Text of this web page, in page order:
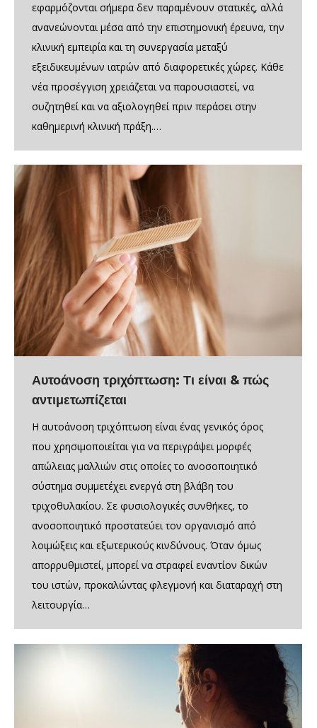
εφαρμόζονται σήμερα δεν παραμένουν στατικές, αλλά
ανανεώνονται μέσα από την επιστημονική έρευνα, την
κλινική εμπειρία και τη συνεργασία μεταξύ
εξειδικευμένων ιατρών από διαφορετικές χώρες. Κάθε
νέα προσέγγιση χρειάζεται να παρουσιαστεί, να
συζητηθεί και να αξιολογηθεί πριν περάσει στην
καθημερινή κλινική πράξη.…
Αυτοάνοση τριχόπτωση: Τι είναι & πώς
αντιμετωπίζεται
Η αυτοάνοση τριχόπτωση είναι ένας γενικός όρος
που χρησιμοποιείται για να περιγράψει μορφές
απώλειας μαλλιών στις οποίες το ανοσοποιητικό
σύστημα συμμετέχει ενεργά στη βλάβη του
τριχοθυλακίου. Σε φυσιολογικές συνθήκες, το
ανοσοποιητικό προστατεύει τον οργανισμό από
λοιμώξεις και εξωτερικούς κινδύνους. Όταν όμως
απορρυθμιστεί, μπορεί να στραφεί εναντίον δικών
του ιστών, προκαλώντας φλεγμονή και διαταραχή στη
λειτουργία…